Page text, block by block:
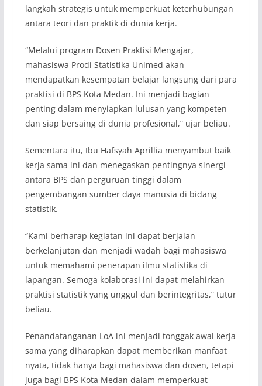
langkah strategis untuk memperkuat keterhubungan
antara teori dan praktik di dunia kerja.
“Melalui program Dosen Praktisi Mengajar,
mahasiswa Prodi Statistika Unimed akan
mendapatkan kesempatan belajar langsung dari para
praktisi di BPS Kota Medan. Ini menjadi bagian
penting dalam menyiapkan lulusan yang kompeten
dan siap bersaing di dunia profesional,” ujar beliau.
Sementara itu, Ibu Hafsyah Aprillia menyambut baik
kerja sama ini dan menegaskan pentingnya sinergi
antara BPS dan perguruan tinggi dalam
pengembangan sumber daya manusia di bidang
statistik.
“Kami berharap kegiatan ini dapat berjalan
berkelanjutan dan menjadi wadah bagi mahasiswa
untuk memahami penerapan ilmu statistika di
lapangan. Semoga kolaborasi ini dapat melahirkan
praktisi statistik yang unggul dan berintegritas,” tutur
beliau.
Penandatanganan LoA ini menjadi tonggak awal kerja
sama yang diharapkan dapat memberikan manfaat
nyata, tidak hanya bagi mahasiswa dan dosen, tetapi
juga bagi BPS Kota Medan dalam memperkuat